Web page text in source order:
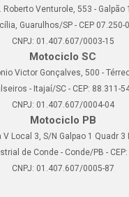
Roberto Venturole, 553 - Galpão 1
Guarulhos/SP - CEP 07.250-
CNPJ: 01.407.607/0003-15
Motociclo SC
Victor Gonçalves, 500 -
- Itajaí/SC - CEP: 88.311-
CNPJ: 01.407.607/0004-04
Motociclo PB
V Local 3, S/N Galpao 1 Quadr 3
de Conde - Conde/PB -
CNPJ: 01.407.607/0005-87